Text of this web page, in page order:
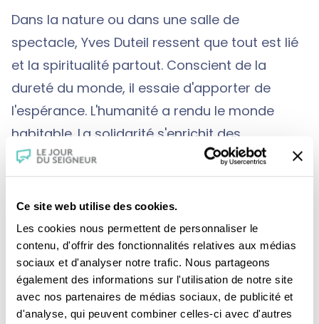
Ce site web utilise des cookies.
Les cookies nous permettent de personnaliser le
contenu, d'offrir des fonctionnalités relatives aux médias
sociaux et d'analyser notre trafic. Nous partageons
également des informations sur l'utilisation de notre site
avec nos partenaires de médias sociaux, de publicité et
d'analyse, qui peuvent combiner celles-ci avec d'autres
Dans la nature ou dans une salle de
spectacle, Yves Duteil ressent que tout est lié
et la spiritualité partout. Conscient de la
dureté du monde, il essaie d'apporter de
l'espérance. L'humanité a rendu le monde
habitable. La solidarité s'enrichit des
différences. Un humaniste.
Je fais un don